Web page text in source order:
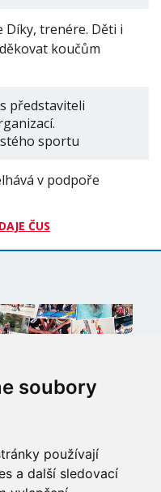
soubory
používají
a další sledovací
Díky, trenére. Děti i
koučům
představiteli
sportu
v podpoře
ČUS